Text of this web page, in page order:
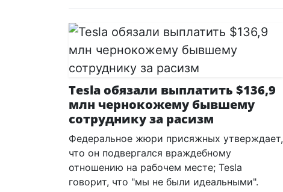
Tesla обязали выплатить $136,9
млн чернокожему бывшему
сотруднику за расизм
Федеральное жюри присяжных утверждает,
что он подвергался враждебному
отношению на рабочем месте; Tesla
говорит, что "мы не были идеальными".